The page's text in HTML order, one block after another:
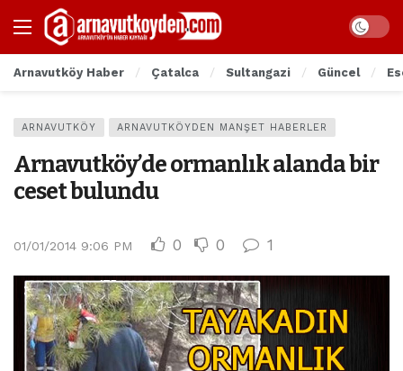
Arnavutköy Haber Çatalca Sultangazi Güncel
ARNAVUTKÖY ARNAVUTKÖYDEN MANŞET HABERLER
Arnavutköy’de ormanlık alanda bir
ceset bulundu
01/01/2014 9:06 PM 0 0 1